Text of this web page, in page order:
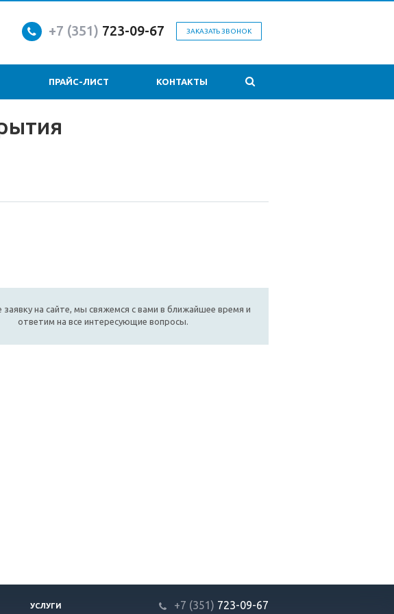
ЗАКАЗАТЬ ЗВОНОК
+7 (351) 723-09-67
ПРАЙС-ЛИСТ КОНТАКТЫ
на сайте, мы свяжемся с вами в ближайшее время и
ответим на все интересующие вопросы.
УСЛУГИ +7 (351) 723-09-67